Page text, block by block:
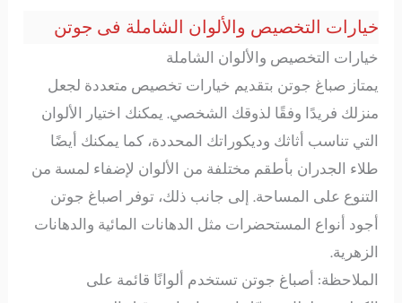
خيارات التخصيص والألوان الشاملة فى جوتن
خيارات التخصيص والألوان الشاملة
يمتاز صباغ جوتن بتقديم خيارات تخصيص متعددة لجعل
منزلك فريدًا وفقًا لذوقك الشخصي. يمكنك اختيار الألوان
التي تناسب أثاثك وديكوراتك المحددة، كما يمكنك أيضًا
طلاء الجدران بأطقم مختلفة من الألوان لإضفاء لمسة من
التنوع على المساحة. إلى جانب ذلك، توفر اصباغ جوتن
أجود أنواع المستحضرات مثل الدهانات المائية والدهانات
الزهرية.
الملاحظة: أصباغ جوتن تستخدم ألوانًا قائمة على